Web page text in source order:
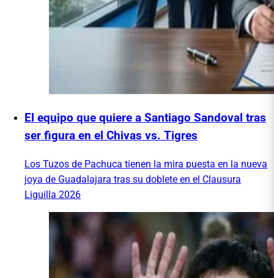
El equipo que quiere a Santiago Sandoval tras
ser figura en el Chivas vs. Tigres
Los Tuzos de Pachuca tienen la mira puesta en la nueva
joya de Guadalajara tras su doblete en el Clausura
Liguilla 2026